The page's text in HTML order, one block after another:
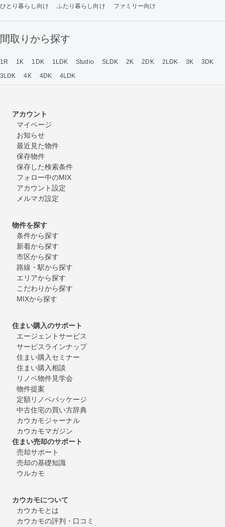
ひとり暮らし向け
ふたり暮らし向け ファミリー向け
間取りから探す
1R 1K 1DK 1LDK Studio SLDK 2K 2DK 2LDK 3K
3DK
3LDK
4K 4DK 4LDK
アカウント
マイページ
お知らせ
最近見た物件
保存物件
保存した検索条件
フォロー中のMIX
アカウント設定
メルマガ設定
物件を探す
条件から探す
新着から探す
市区から探す
路線・駅から探す
エリアから探す
こだわりから探す
MIXから探す
住まい購入のサポート
エージェントサービス
サービスラインナップ
住まい購入セミナー
住まい購入相談
リノベ物件見学会
物件提案
定額リノベパッケージ
中古住宅の買い方辞典
カウカモジャーナル
カウカモマガジン
住まい売却のサポート
売却サポート
売却の基礎知識
ウルカモ
カウカモについて
カウカモとは
カウカモの評判・口コミ